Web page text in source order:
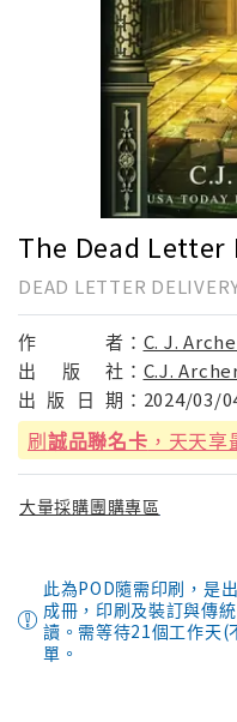
The Dead
DEAD LETTER
作 者： C. J.
出
版 社： C.J.
出 版 日 期： 2024/03/
刷誠品聯名卡 ，天天
大量採購團購專區
此為POD隨需印刷，是
成冊，印刷及裝訂與傳
讀。需等待21個工作天(
單。